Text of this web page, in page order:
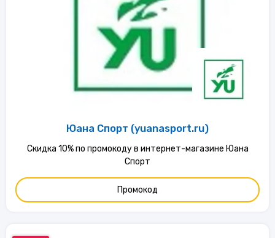
Юана Спорт (yuanasport.ru)
Скидка 10% по промокоду в интернет-магазине Юана
Спорт
Промокод